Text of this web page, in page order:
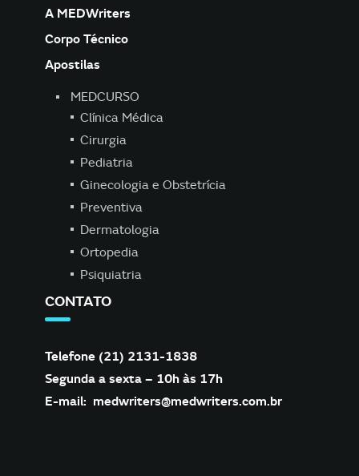
A MEDWriters
Corpo Técnico
Apostilas
MEDCURSO
Clínica Médica
Cirurgia
Pediatria
Ginecologia e Obstetrícia
Preventiva
Dermatologia
Ortopedia
Psiquiatria
CONTATO
Telefone (21) 2131-1838
Segunda a sexta – 10h às 17h
E-mail: medwriters@medwriters.com.br